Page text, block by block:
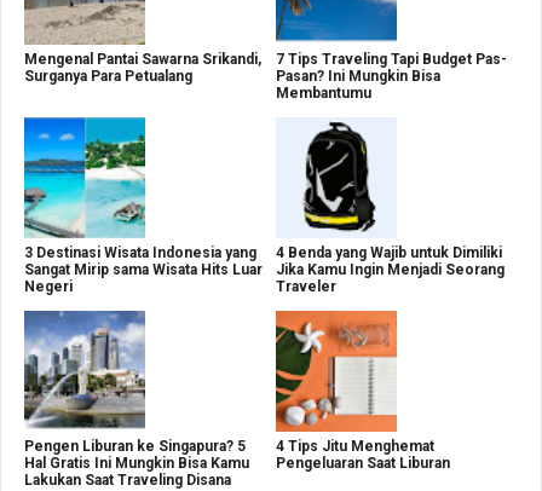
Mengenal Pantai Sawarna Srikandi,
Surganya Para Petualang
7 Tips Traveling Tapi Budget Pas-
Pasan? Ini Mungkin Bisa
Membantumu
3 Destinasi Wisata Indonesia yang
Sangat Mirip sama Wisata Hits Luar
Negeri
4 Benda yang Wajib untuk Dimiliki
Jika Kamu Ingin Menjadi Seorang
Traveler
Pengen Liburan ke Singapura? 5
Hal Gratis Ini Mungkin Bisa Kamu
Lakukan Saat Traveling Disana
4 Tips Jitu Menghemat
Pengeluaran Saat Liburan